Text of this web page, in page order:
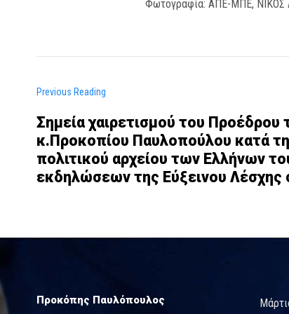
Φωτογραφία: ΑΠΕ-ΜΠΕ, ΝΙΚΟΣ
Previous Reading
Σημεία χαιρετισμού του Προέδρου
κ.Προκοπίου Παυλοπούλου κατά
πολιτικού αρχείου των Ελλήνων
εκδηλώσεων της Εύξεινου Λέσχης
Προκόπης Παυλόπουλος